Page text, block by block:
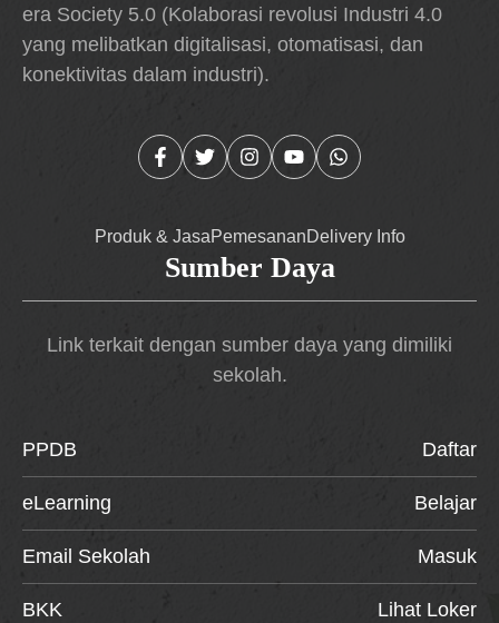
era Society 5.0 (Kolaborasi revolusi Industri 4.0
yang melibatkan digitalisasi, otomatisasi, dan
konektivitas dalam industri).
Produk & JasaPemesananDelivery Info
Sumber Daya
Link terkait dengan sumber daya yang dimiliki
sekolah.
PPDB Daftar
eLearning Belajar
Email Sekolah Masuk
BKK Lihat Loker